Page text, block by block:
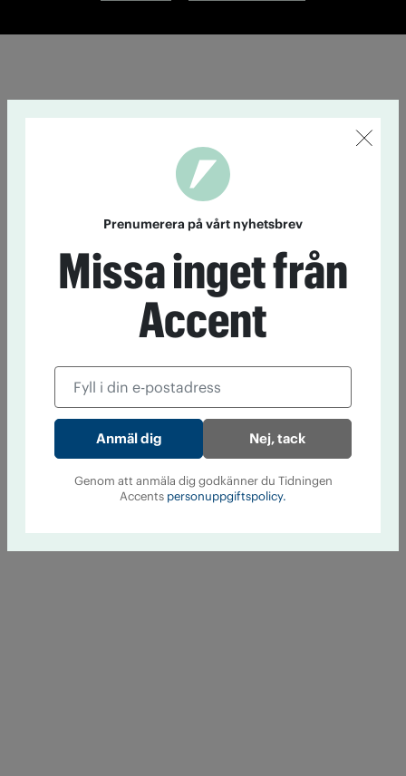
Prenumerera på vårt nyhetsbrev
Missa inget från
Accent
Nej, tack
Genom att anmäla dig godkänner du Tidningen
Accents personuppgiftspolicy.